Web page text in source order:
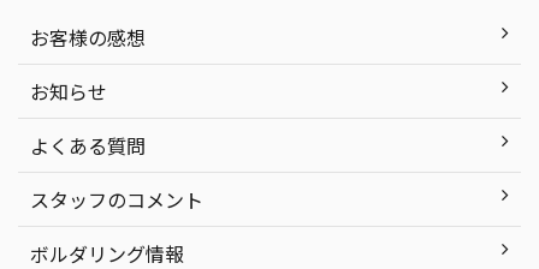
お客様の感想
お知らせ
よくある質問
スタッフのコメント
ボルダリング情報